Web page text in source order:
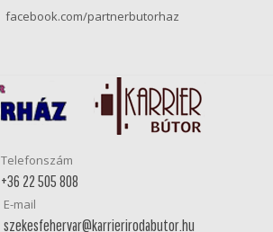
facebook.com/partnerbutorhaz
Telefonszám
+36 22 505 808
E-mail
szekesfehervar@karrierirodabutor.hu